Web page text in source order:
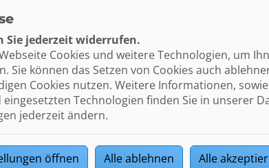
jederzeit widerrufen.
Cookies und weitere Technologien, um
Sie können das Setzen von Cookies auch
Cookies nutzen. Weitere Informationen,
Technologien finden Sie in unserer
jederzeit ändern.
öffnen Alle ablehnen Alle